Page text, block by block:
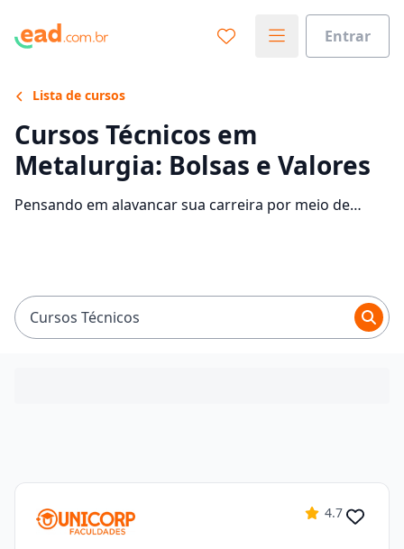
Entrar
Lista de cursos
Cursos Técnicos em
Metalurgia: Bolsas e Valores
Pensando em alavancar sua carreira por meio de
Cursos Técnicos
4.7